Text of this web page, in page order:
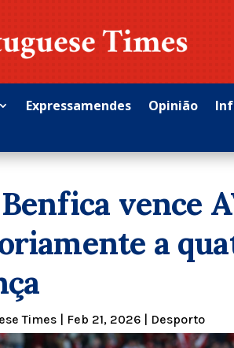
Expressamendes Opinião
vence
a
Times Feb 21, 2026 Desporto